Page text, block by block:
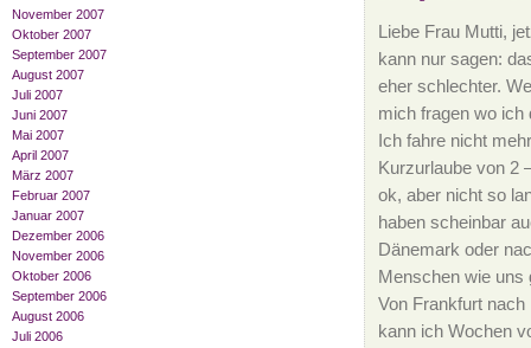
November 2007
Oktober 2007
September 2007
August 2007
Juli 2007
Juni 2007
Mai 2007
April 2007
März 2007
Februar 2007
Januar 2007
Dezember 2006
November 2006
Oktober 2006
September 2006
August 2006
Juli 2006
Liebe Frau Mutti,
kann nur sagen:
eher schlechter.
mich fragen wo ich
Ich fahre nicht
Kurzurlaube von 2
ok, aber nicht so
haben scheinbar
Dänemark oder
Menschen wie uns
Von Frankfurt nach
kann ich Wochen